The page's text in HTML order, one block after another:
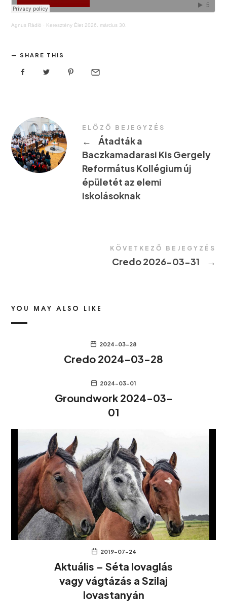
Agnus Rádió · Keresztény Élet 2026. március 30.
SHARE THIS
ELŐZŐ BEJEGYZÉS
←
Átadták a
Baczkamadarasi Kis Gergely
Református Kollégium új
épületét az elemi
iskolásoknak
KÖVETKEZŐ BEJEGYZÉS
Credo 2026-03-31 →
YOU MAY ALSO LIKE
2024-03-28
Credo 2024-03-28
2024-03-01
Groundwork 2024-03-
01
2019-07-24
Aktuális – Séta lovaglás
vagy vágtázás a Szilaj
lovastanyán